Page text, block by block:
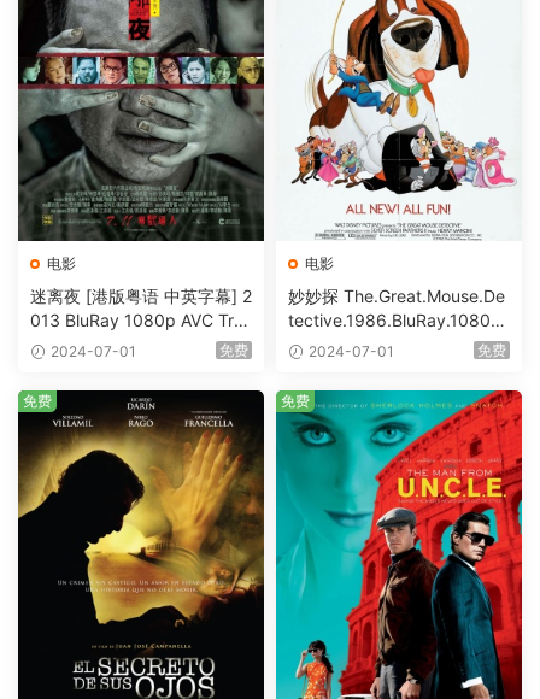
电影
迷离夜 [港版粤语 中英字幕] 2
013 BluRay 1080p AVC Tru
eHD5.1 [BDISO 22.64GB]
2024-07-01 免费
电影
妙妙探 The.Great.Mouse.De
tective.1986.BluRay.1080p.
AVC.DTS-HD.MA.5.1-HDHo
2024-07-01 免费
免费 免费